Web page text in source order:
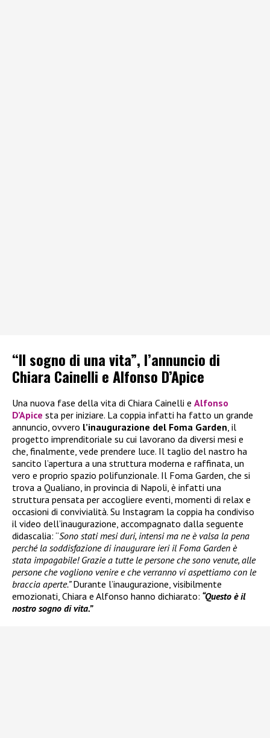
“Il sogno di una vita”, l’annuncio di
Chiara Cainelli e Alfonso D’Apice
Una nuova fase della vita di Chiara Cainelli e Alfonso
D’Apice sta per iniziare. La coppia infatti ha fatto un grande
annuncio, ovvero l’inaugurazione del Foma Garden , il
progetto imprenditoriale su cui lavorano da diversi mesi e
che, finalmente, vede prendere luce. Il taglio del nastro ha
sancito l’apertura a una struttura moderna e raffinata, un
vero e proprio spazio polifunzionale. Il Foma Garden, che si
trova a Qualiano, in provincia di Napoli, è infatti una
struttura pensata per accogliere eventi, momenti di relax e
occasioni di convivialità. Su Instagram la coppia ha condiviso
il video dell’inaugurazione, accompagnato dalla seguente
didascalia: “Sono stati mesi duri, intensi ma ne è valsa la pena
perché la soddisfazione di inaugurare ieri il Foma Garden è
stata impagabile! Grazie a tutte le persone che sono venute, alle
persone che vogliono venire e che verranno vi aspettiamo con le
braccia aperte.”Durante l’inaugurazione, visibilmente
emozionati, Chiara e Alfonso hanno dichiarato: “Questo è il
nostro sogno di vita.”